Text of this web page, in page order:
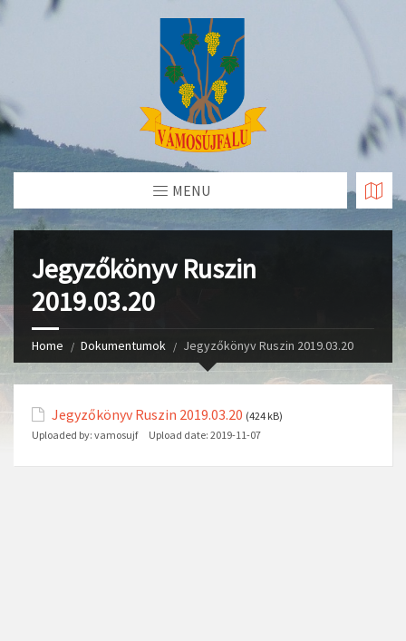
Skip
MENU
Jegyzőkönyv Ruszin
2019.03.20
Home Dokumentumok Jegyzőkönyv Ruszin 2019.03.20
Jegyzőkönyv Ruszin 2019.03.20 (424 kB)
Uploaded by: vamosujf Upload date: 2019-11-07